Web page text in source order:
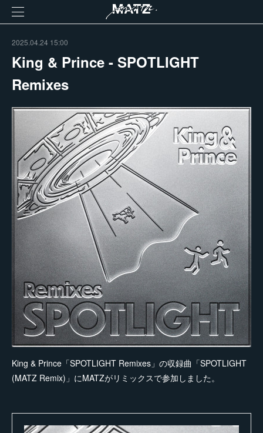
2025.04.24 15:00
King & Prince - SPOTLIGHT
Remixes
King & Prince「SPOTLIGHT Remixes」の収録曲「SPOTLIGHT
(MATZ Remix)」にMATZがリミックスで参加しました。